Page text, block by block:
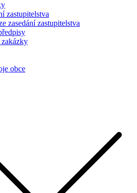
zastupitelstva
zasedání zastupitelstva
zakázky
obce